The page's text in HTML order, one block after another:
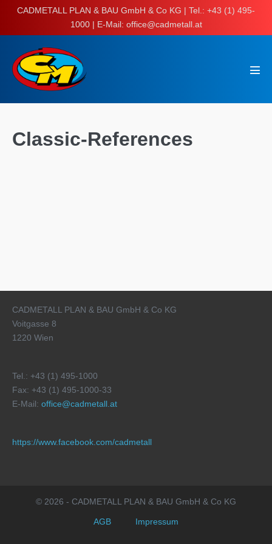
SkipCADMETALL PLAN & BAU GmbH & Co KG | Tel.: +43 (1) 495-
1000 | E-Mail: office@cadmetall.at
Classic-References
CADMETALL PLAN & BAU GmbH & Co KG
Voitgasse 8
1220 Wien
Tel.: +43 (1) 495-1000
Fax: +43 (1) 495-1000-33
E-Mail: office@cadmetall.at
https://www.facebook.com/cadmetall
© 2026 - CADMETALL PLAN & BAU GmbH & Co KG
AGB Impressum